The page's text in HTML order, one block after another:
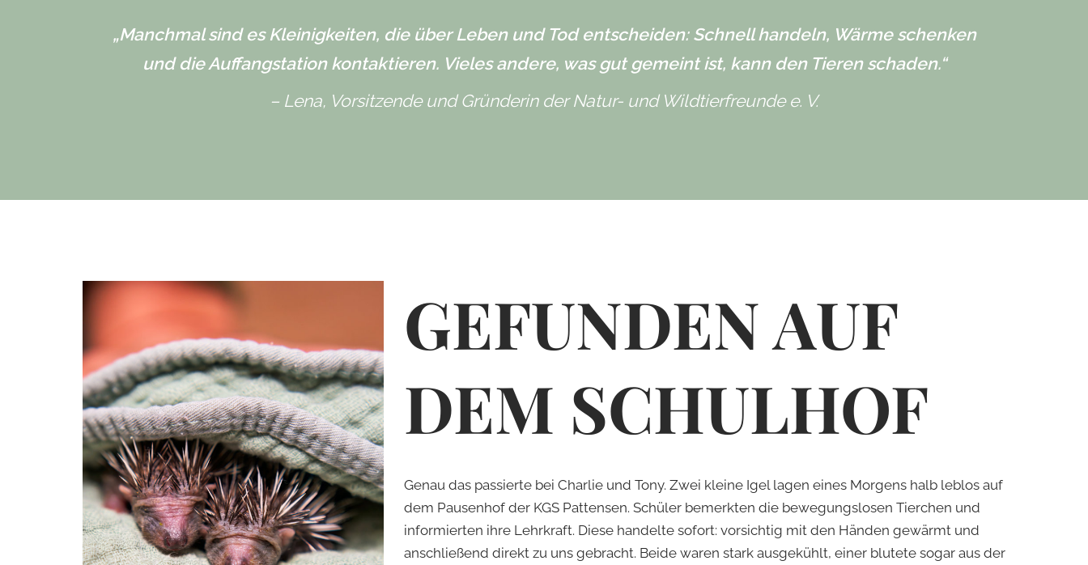
„Manchmal sind es Kleinigkeiten, die über Leben und Tod entscheiden: Schnell handeln, Wärme schenken
und die Auffangstation kontaktieren. Vieles andere, was gut gemeint ist, kann den Tieren schaden.“
– Lena, Vorsitzende und Gründerin der Natur- und Wildtierfreunde e. V.
GEFUN­DEN AUF
DEM SCHUL­HOF
Genau das passierte bei Charlie und Tony. Zwei kleine Igel lagen eines Morgens halb leblos auf
dem Pausenhof der KGS Pattensen. Schüler bemerkten die bewegungslosen Tierchen und
informierten ihre Lehrkraft. Diese handelte sofort: vorsichtig mit den Händen gewärmt und
anschließend direkt zu uns gebracht. Beide waren stark ausgekühlt, einer blutete sogar aus der